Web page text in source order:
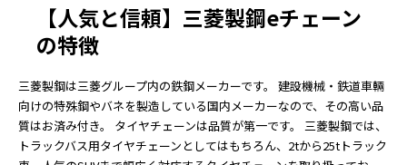
【人気と信頼】三菱製鋼eチェーン
の特徴
三菱製鋼は三菱グループ内の鉄鋼メーカーです。 建設機械・鉄道車輛
向けの特殊鋼やバネを製造している国内メーカーなので、その高い品
質はお済み付き。 タイヤチェーンは品質が第一です。 三菱製鋼では、
トラックバス用タイヤチェーンとしてはもちろん、2tから25tトラック